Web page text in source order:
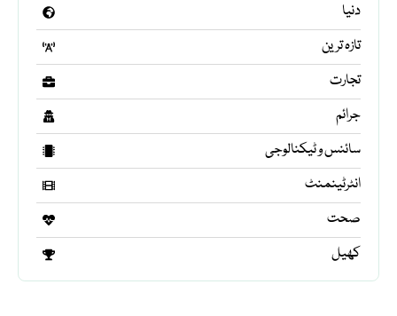
دنیا
تازہ ترین
تجارت
جرائم
سائنس و ٹیکنالوجی
انٹرٹینمنٹ
صحت
کھیل